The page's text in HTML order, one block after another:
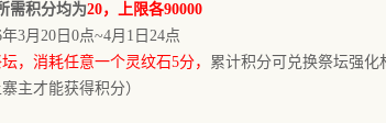
需积分均为20，上限各90000
年3月 20 日 0点~4月 1 日 24点
，消耗任意一个灵纹石5分， 累计积分可兑换祭坛强化
主才能获得积分）